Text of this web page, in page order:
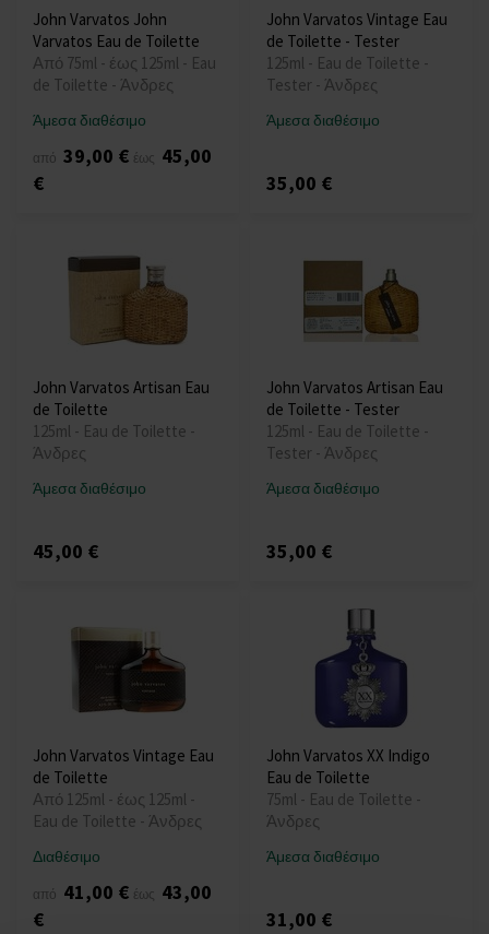
John Varvatos John
Varvatos Eau de Toilette
Από 75ml - έως 125ml - Eau
de Toilette - Άνδρες
Άμεσα διαθέσιμο
από 39,00 € έως 45,00
€
John Varvatos Vintage Eau
de Toilette - Tester
125ml - Eau de Toilette -
Tester - Άνδρες
Άμεσα διαθέσιμο
35,00 €
John Varvatos Artisan Eau
de Toilette
125ml - Eau de Toilette -
Άνδρες
Άμεσα διαθέσιμο
45,00 €
John Varvatos Artisan Eau
de Toilette - Tester
125ml - Eau de Toilette -
Tester - Άνδρες
Άμεσα διαθέσιμο
35,00 €
John Varvatos Vintage Eau
de Toilette
Από 125ml - έως 125ml -
Eau de Toilette - Άνδρες
Διαθέσιμο
από 41,00 € έως 43,00
€
John Varvatos XX Indigo
Eau de Toilette
75ml - Eau de Toilette -
Άνδρες
Άμεσα διαθέσιμο
31,00 €